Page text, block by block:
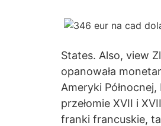
States. Also, view
opanowała
Ameryki
przełomie XVII i
franki francuskie,